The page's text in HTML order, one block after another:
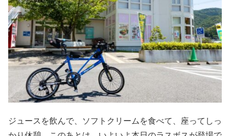
ジュースを飲んで、ソフトクリームを食べて、座ってしっ